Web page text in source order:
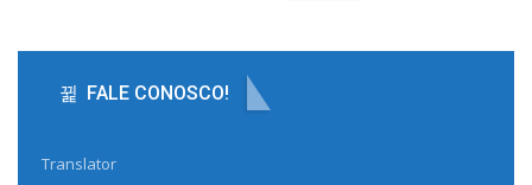
FALE CONOSCO!
Translator